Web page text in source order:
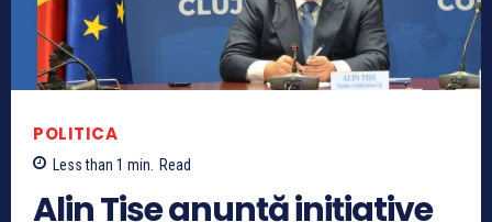
POLITICA
Less than 1 min. Read
Alin Tișe anunță inițiative